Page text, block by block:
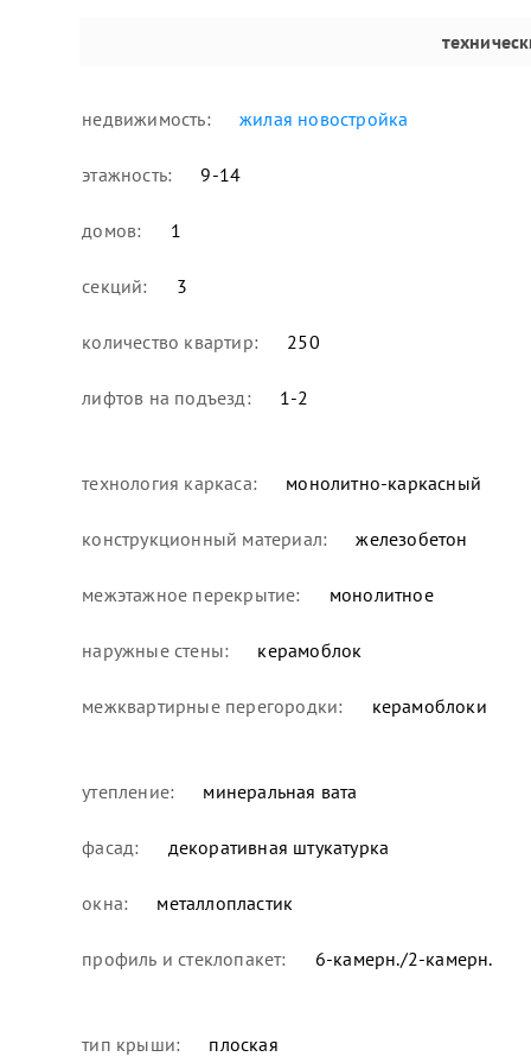
недвижимость: жилая новостройка
этажность: 9-14
домов: 1
секций: 3
количество квартир: 250
лифтов на подъезд: 1-2
технология каркаса: монолитно-каркасный
конструкционный материал: железобетон
межэтажное перекрытие: монолитное
наружные стены: керамоблок
межквартирные перегородки: керамоблоки
утепление: минеральная вата
фасад: декоративная штукатурка
окна: металлопластик
профиль и стеклопакет: 6-камерн./2-камерн.
тип крыши: плоская